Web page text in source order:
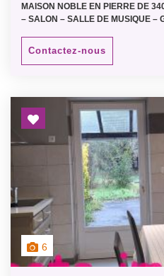
MAISON NOBLE EN PIERRE DE
– SALON – SALLE DE MUSIQUE –
CHAMBRE INDEPENDANTE AVEC
honoraires 12 500 € ttc -
Contactez-nous
6